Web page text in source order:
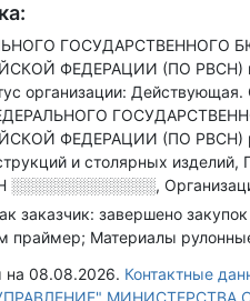
ГОСУДАРСТВЕННОГО
ФЕДЕРАЦИИ (ПО РВСН)
организации: Действующая.
ФЕДЕРАЦИИ (ПО РВСН)
и столярных
░░░░░░░░░░░░░,
заказчик: завершено
праймер; Материалы
на 08.08.2026. Контактные